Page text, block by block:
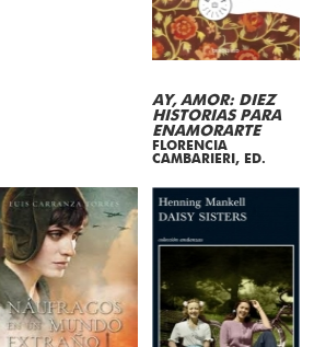
AY, AMOR: DIEZ
HISTORIAS PARA
ENAMORARTE
FLORENCIA
CAMBARIERI, ED.